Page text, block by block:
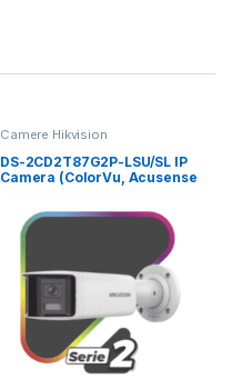
Camere Hikvision
DS-2CD2T87G2P-LSU/SL IP
Camera (ColorVu, Acusense
4mm)